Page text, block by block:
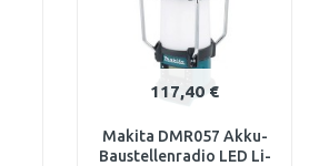
117,40 €
Makita DMR057 Akku-
Baustellenradio LED Li-